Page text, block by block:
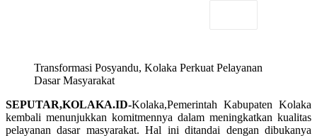
Transformasi Posyandu, Kolaka Perkuat Pelayanan
Dasar Masyarakat
SEPUTAR,KOLAKA.ID-Kolaka,Pemerintah Kabupaten Kolaka
kembali menunjukkan komitmennya dalam meningkatkan kualitas
pelayanan dasar masyarakat. Hal ini ditandai dengan dibukanya